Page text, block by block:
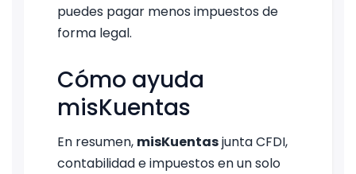
puedes pagar menos impuestos de
forma legal.
Cómo ayuda
misKuentas
En resumen, misKuentasjunta CFDI,
contabilidad e impuestos en un solo